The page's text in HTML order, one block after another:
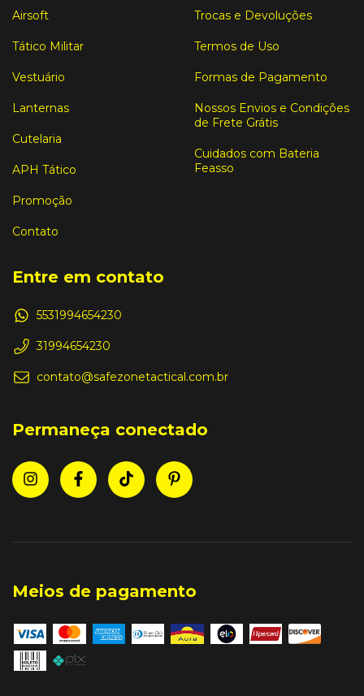
Airsoft
Tático Militar
Vestuário
Lanternas
Cutelaria
APH Tático
Promoção
Contato
Trocas e Devoluções
Termos de Uso
Formas de Pagamento
Nossos Envios e Condições
de Frete Grátis
Cuidados com Bateria
Feasso
Entre em contato
5531994654230
31994654230
contato@safezonetactical.com.br
Permaneça conectado
Meios de pagamento